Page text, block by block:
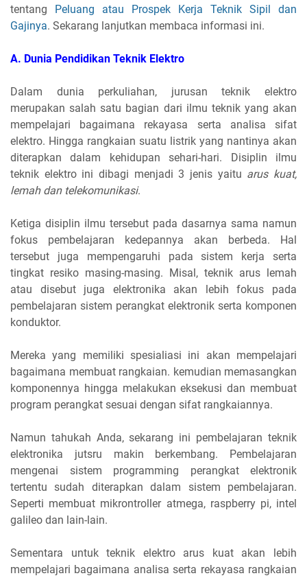
tentang Peluang atau Prospek Kerja Teknik Sipil dan
Gajinya. Sekarang lanjutkan membaca informasi ini.
A. Dunia Pendidikan Teknik Elektro
Dalam dunia perkuliahan, jurusan teknik elektro
merupakan salah satu bagian dari ilmu teknik yang akan
mempelajari bagaimana rekayasa serta analisa sifat
elektro. Hingga rangkaian suatu listrik yang nantinya akan
diterapkan dalam kehidupan sehari-hari. Disiplin ilmu
teknik elektro ini dibagi menjadi 3 jenis yaitu arus kuat,
lemah dan telekomunikasi.
Ketiga disiplin ilmu tersebut pada dasarnya sama namun
fokus pembelajaran kedepannya akan berbeda. Hal
tersebut juga mempengaruhi pada sistem kerja serta
tingkat resiko masing-masing. Misal, teknik arus lemah
atau disebut juga elektronika akan lebih fokus pada
pembelajaran sistem perangkat elektronik serta komponen
konduktor.
Mereka yang memiliki spesialiasi ini akan mempelajari
bagaimana membuat rangkaian. kemudian memasangkan
komponennya hingga melakukan eksekusi dan membuat
program perangkat sesuai dengan sifat rangkaiannya.
Namun tahukah Anda, sekarang ini pembelajaran teknik
elektronika jutsru makin berkembang. Pembelajaran
mengenai sistem programming perangkat elektronik
tertentu sudah diterapkan dalam sistem pembelajaran.
Seperti membuat mikrontroller atmega, raspberry pi, intel
galileo dan lain-lain.
Sementara untuk teknik elektro arus kuat akan lebih
mempelajari bagaimana analisa serta rekayasa rangkaian